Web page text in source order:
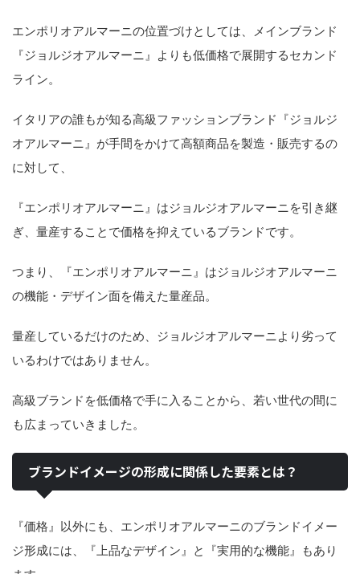
エンポリオアルマーニの位置づけとしては、メインブランド
『ジョルジオアルマーニ』よりも低価格で展開するセカンド
ライン。
イタリアの誰もが知る高級ファッションブランド『ジョルジ
オアルマーニ』が手間をかけて高額商品を製造・販売するの
に対して、
『エンポリオアルマーニ』はジョルジオアルマーニを引き継
ぎ、量産することで価格を抑えているブランドです。
つまり、『エンポリオアルマーニ』はジョルジオアルマーニ
の機能・デザイン面を備えた量産品。
量産しているだけのため、ジョルジオアルマーニより劣って
いるわけではありません。
高級ブランドを低価格で手に入ることから、若い世代の間に
も広まっていきました。
ブランドイメージの形成に関係した要素とは？
『価格』以外にも、エンポリオアルマーニのブランドイメー
ジ形成には、『上品なデザイン』と『実用的な機能』もあり